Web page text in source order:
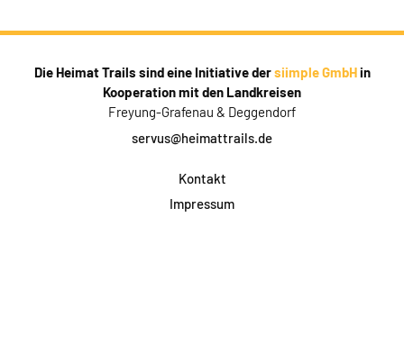
Die Heimat Trails sind eine Initiative dersiimple GmbHin
Kooperation mit den Landkreisen
Freyung-Grafenau & Deggendorf
servus@heimattrails.de
Kontakt
Impressum